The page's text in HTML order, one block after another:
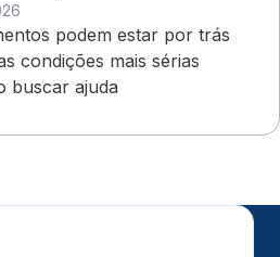
podem estar por trás
condições mais sérias
buscar ajuda